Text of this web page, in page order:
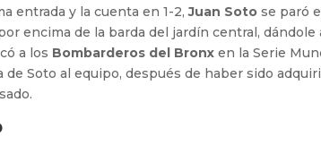
entrada y la cuenta en 1-2,Juan Soto se paró
encima de la barda del jardín central, dándole
a los Bombarderos del Bronx en la Serie
de Soto al equipo, después de haber sido